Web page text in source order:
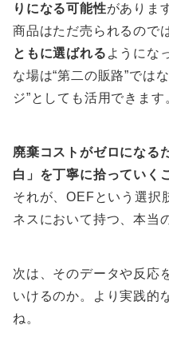
りになる可能性がありま
商品はただ売られるので
ともに選ばれる ようにな
な場は“第二の販路”では
ジ”としても活用できます
廃棄コストがゼロになる
白」を丁寧に拾っていく
それが、OEFという選択
ネスにおいて持つ、本当
次は、そのデータや反応
いけるのか。より実践的
ね。